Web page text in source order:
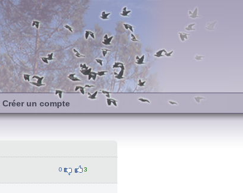
Créer un compte
0 3